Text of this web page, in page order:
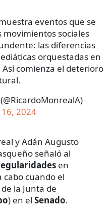
eventos que se
movimientos sociales
las diferencias
orquestadas en
comienza el deterioro
2024
y Adán Augusto
señaló al
en
cabo cuando el
de la Junta de
) en el Senado.